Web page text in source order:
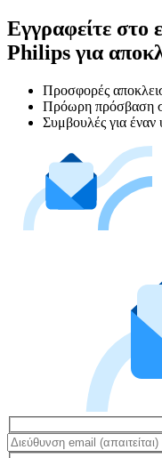
Εγγραφείτε στο
Philips για
Προσφορές
Πρόωρη πρόσβαση
Συμβουλές για έναν